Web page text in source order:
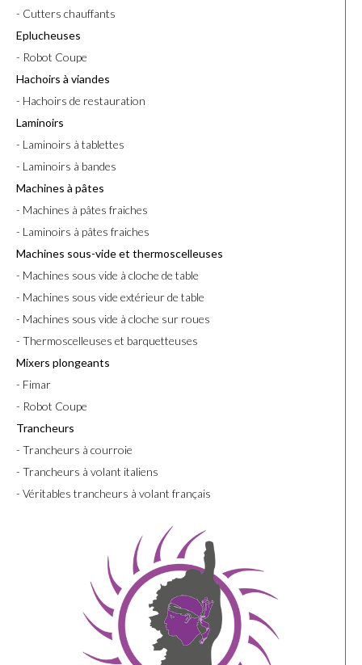
- Cutters chauffants
Eplucheuses
- Robot Coupe
Hachoirs à viandes
- Hachoirs de restauration
Laminoirs
- Laminoirs à tablettes
- Laminoirs à bandes
Machines à pâtes
- Machines à pâtes fraiches
- Laminoirs à pâtes fraiches
Machines sous-vide et thermoscelleuses
- Machines sous vide à cloche de table
- Machines sous vide extérieur de table
- Machines sous vide à cloche sur roues
- Thermoscelleuses et barquetteuses
Mixers plongeants
- Fimar
- Robot Coupe
Trancheurs
- Trancheurs à courroie
- Trancheurs à volant italiens
- Véritables trancheurs à volant français